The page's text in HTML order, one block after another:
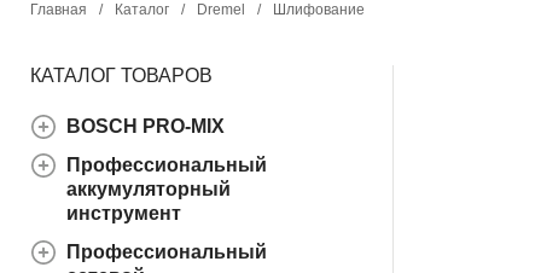
Главная / Каталог / Dremel / Шлифование
КАТАЛОГ ТОВАРОВ
BOSCH PRO-MIX
Профессиональный
аккумуляторный
инструмент
Профессиональный